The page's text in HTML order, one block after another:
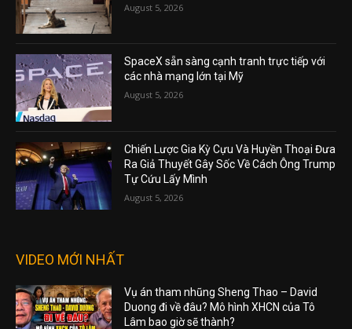
August 5, 2026
SpaceX sẵn sàng cạnh tranh trực tiếp với
các nhà mạng lớn tại Mỹ
August 5, 2026
Chiến Lược Gia Kỳ Cựu Và Huyền Thoại Đưa
Ra Giả Thuyết Gây Sốc Về Cách Ông Trump
Tự Cứu Lấy Mình
August 5, 2026
VIDEO MỚI NHẤT
Vụ án tham nhũng Sheng Thao – David
Duong đi về đâu? Mô hình XHCN của Tô
Lâm bao giờ sẽ thành?